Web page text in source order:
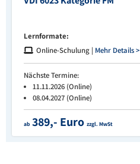
Lernformate:
Online-Schulung | Mehr Details >
Nächste Termine:
11.11.2026 (Online)
08.04.2027 (Online)
ab 389,- Euro zzgl. MwSt